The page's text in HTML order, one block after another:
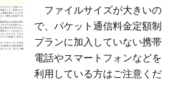
ファイルサイズが大きいの
で、パケット通信料金定額制
プランに加入していない携帯
電話やスマートフォンなどを
利用している方はご注意くだ